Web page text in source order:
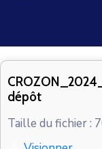
VOS
CONTACT
dépôt
Taille du fichier :